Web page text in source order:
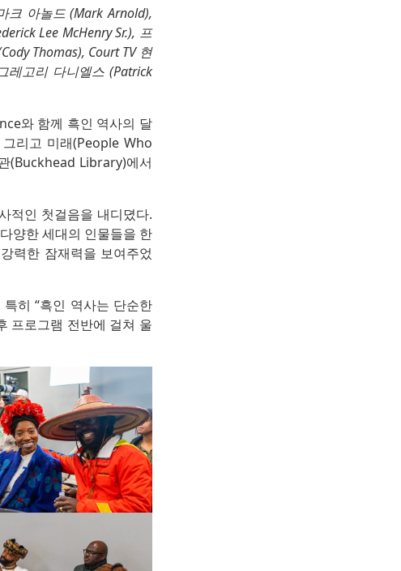
크 아놀드 (Mark Arnold),
Lee McHenry Sr.), 프
Thomas), Court TV 현
레고리 다니엘스 (Patrick
와 함께 흑인 역사의 달
리고 미래(People Who
(Buckhead Library)에서
적인 첫걸음을 내디뎠다.
양한 세대의 인물들을 한
력한 잠재력을 보여주었
히 “흑인 역사는 단순한
프로그램 전반에 걸쳐 울